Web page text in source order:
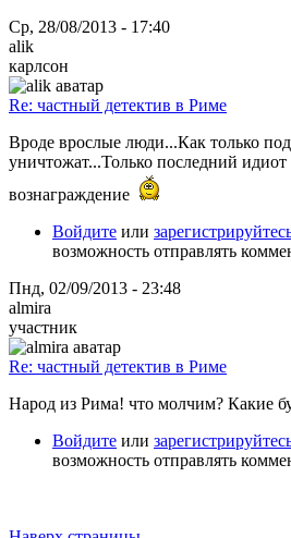
Ср, 28/08/2013 - 17:40
alik
карлсон
Re: частный детектив в Риме
Вроде врослые люди...Как только
уничтожат...Только последний идиот
вознаграждение
Войдите или
возможность отправлять
Пнд, 02/09/2013 - 23:48
almira
участник
Re: частный детектив в Риме
Народ из Рима! что молчим? Какие
Войдите или
возможность отправлять